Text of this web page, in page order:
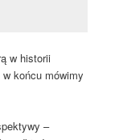
w historii
końcu mówimy
–